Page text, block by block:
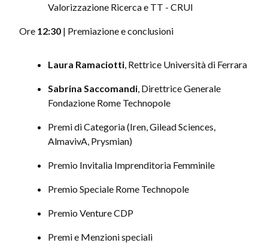
Valorizzazione Ricerca e TT - CRUI
Ore 12:30 | Premiazione e conclusioni
Laura Ramaciotti , Rettrice Università di Ferrara
Sabrina Saccomandi , Direttrice Generale
Fondazione Rome Technopole
Premi di Categoria (Iren, Gilead Sciences,
AlmavivA, Prysmian)
Premio Invitalia Imprenditoria Femminile
Premio Speciale Rome Technopole
Premio Venture CDP
Premi e Menzioni speciali